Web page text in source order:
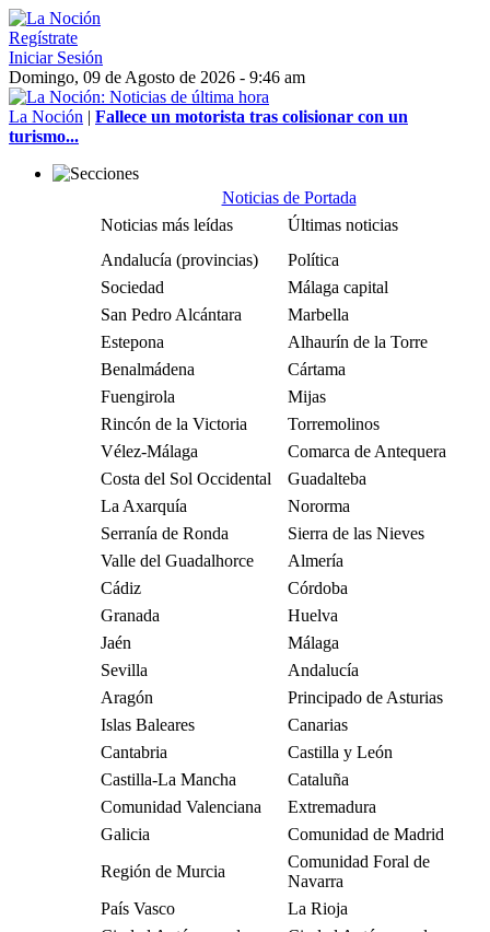
Regístrate
Iniciar Sesión
Domingo, 09 de Agosto de 2026 - 9:46 am
La Noción | Fallece un motorista tras colisionar con un
turismo...
Noticias de Portada
Noticias más leídas
Últimas noticias
Andalucía (provincias)
Política
Sociedad
Málaga capital
San Pedro Alcántara
Marbella
Estepona
Alhaurín de la Torre
Benalmádena
Cártama
Fuengirola
Mijas
Rincón de la Victoria
Torremolinos
Vélez-Málaga
Comarca de Antequera
Costa del Sol Occidental
Guadalteba
La Axarquía
Nororma
Serranía de Ronda
Sierra de las Nieves
Valle del Guadalhorce
Almería
Cádiz
Córdoba
Granada
Huelva
Jaén
Málaga
Sevilla
Andalucía
Aragón
Principado de Asturias
Islas Baleares
Canarias
Cantabria
Castilla y León
Castilla-La Mancha
Cataluña
Comunidad Valenciana
Extremadura
Galicia
Comunidad de Madrid
Región de Murcia
Comunidad Foral de
Navarra
País Vasco
La Rioja